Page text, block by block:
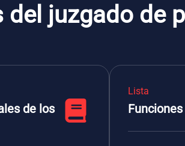
del juzgado de
de los
Lista